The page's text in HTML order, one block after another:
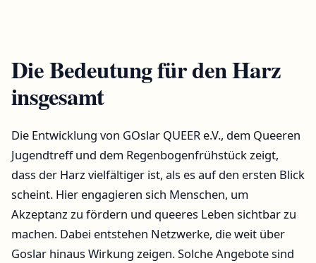
Die Bedeutung für den Harz
insgesamt
Die Entwicklung von GOslar QUEER e.V., dem Queeren
Jugendtreff und dem Regenbogenfrühstück zeigt,
dass der Harz vielfältiger ist, als es auf den ersten Blick
scheint. Hier engagieren sich Menschen, um
Akzeptanz zu fördern und queeres Leben sichtbar zu
machen. Dabei entstehen Netzwerke, die weit über
Goslar hinaus Wirkung zeigen. Solche Angebote sind